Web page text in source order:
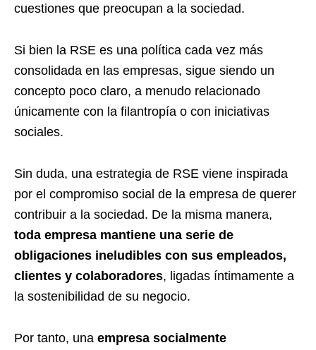
cuestiones que preocupan a la sociedad.
Si bien la RSE es una política cada vez más
consolidada en las empresas, sigue siendo un
concepto poco claro, a menudo relacionado
únicamente con la filantropía o con iniciativas
sociales.
Sin duda, una estrategia de RSE viene inspirada
por el compromiso social de la empresa de querer
contribuir a la sociedad. De la misma manera,
toda empresa mantiene una serie de
obligaciones ineludibles con sus empleados,
clientes y colaboradores, ligadas íntimamente a
la sostenibilidad de su negocio.
Por tanto, una empresa socialmente